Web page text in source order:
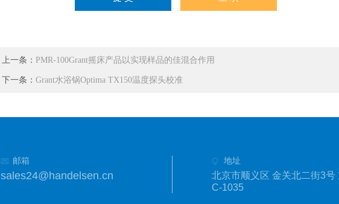
上一条： PMR-100Grant摇床产品以实现样品的佳混合作用
下一条： Grant水浴锅Optima TX150温度探头校准
邮箱
sales24@handelsen.cn
地址
北京市顺义区 金关北二街3号
C-1035